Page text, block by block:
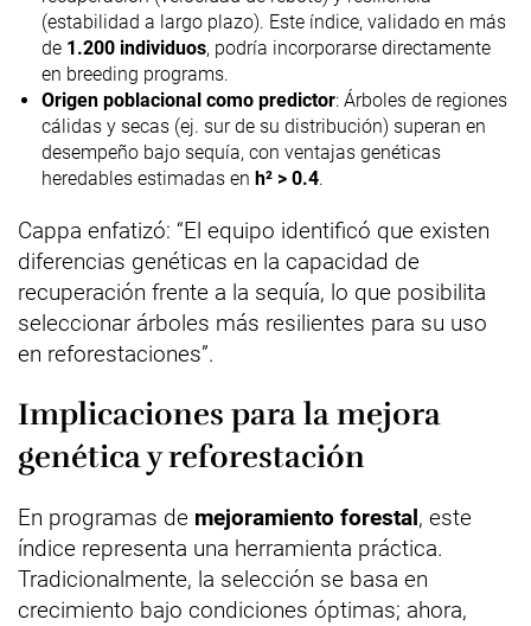
(estabilidad a largo plazo). Este índice, validado en más
de 1.200 individuos, podría incorporarse directamente
en breeding programs.
Origen poblacional como predictor: Árboles de regiones
cálidas y secas (ej. sur de su distribución) superan en
desempeño bajo sequía, con ventajas genéticas
heredables estimadas en h² > 0.4.
Cappa enfatizó: “El equipo identificó que existen
diferencias genéticas en la capacidad de
recuperación frente a la sequía, lo que posibilita
seleccionar árboles más resilientes para su uso
en reforestaciones”.
Implicaciones para la mejora
genética y reforestación
En programas de mejoramiento forestal, este
índice representa una herramienta práctica.
Tradicionalmente, la selección se basa en
crecimiento bajo condiciones óptimas; ahora,